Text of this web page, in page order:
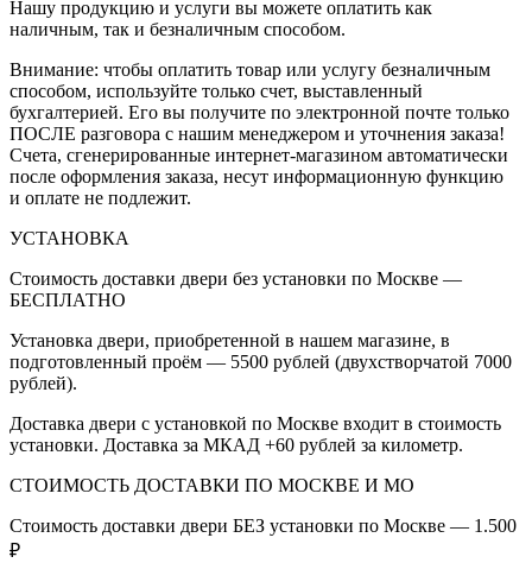
Нашу продукцию и услуги вы можете оплатить как
наличным, так и безналичным способом.
Внимание: чтобы оплатить товар или услугу безналичным
способом, используйте только счет, выставленный
бухгалтерией. Его вы получите по электронной почте только
ПОСЛЕ разговора с нашим менеджером и уточнения заказа!
Счета, сгенерированные интернет-магазином автоматически
после оформления заказа, несут информационную функцию
и оплате не подлежит.
УСТАНОВКА
Стоимость доставки двери без установки по Москве —
БЕСПЛАТНО
Установка двери, приобретенной в нашем магазине, в
подготовленный проём — 5500 рублей (двухстворчатой 7000
рублей).
Доставка двери с установкой по Москве входит в стоимость
установки. Доставка за МКАД +60 рублей за километр.
СТОИМОСТЬ ДОСТАВКИ ПО МОСКВЕ И МО
Стоимость доставки двери БЕЗ установки по Москве — 1.500
₽